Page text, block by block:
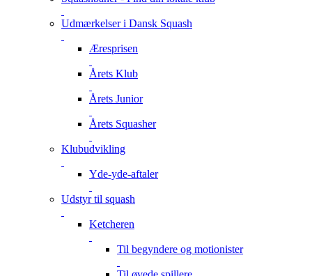
Udmærkelser i Dansk Squash
Æresprisen
Årets Klub
Årets Junior
Årets Squasher
Klubudvikling
Yde-yde-aftaler
Udstyr til squash
Ketcheren
Til begyndere og motionister